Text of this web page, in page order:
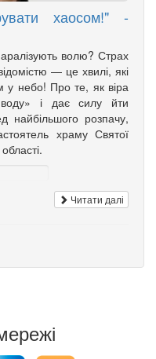
хаосом!" -
волю? Страх
— це хвилі, які
небо! Про те, як віра
і дає силу йти
найбільшого розпачу,
храму Святої
Читати далі